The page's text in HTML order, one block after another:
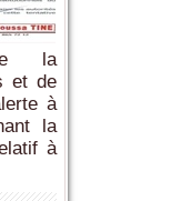
la
et de
à
la
à